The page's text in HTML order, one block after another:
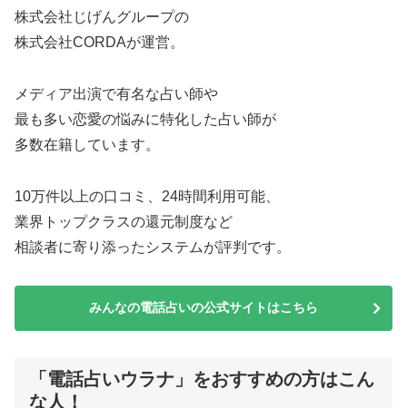
株式会社じげんグループの
株式会社CORDAが運営。
メディア出演で有名な占い師や
最も多い恋愛の悩みに特化した占い師が
多数在籍しています。
10万件以上の口コミ、24時間利用可能、
業界トップクラスの還元制度など
相談者に寄り添ったシステムが評判です。
みんなの電話占いの公式サイトはこちら
「電話占いウラナ」をおすすめの方はこん
な人！